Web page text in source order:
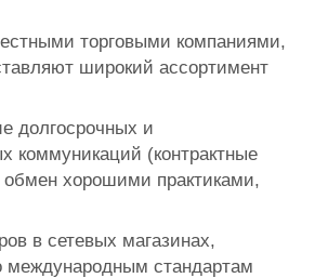
торговыми компаниями,
широкий ассортимент
долгосрочных и
коммуникаций (контрактные
обмен хорошими практиками,
в сетевых магазинах,
стандартам